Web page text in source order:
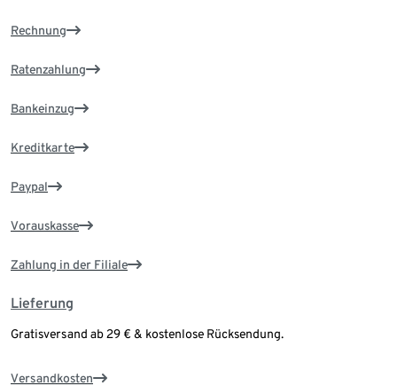
Rechnung
Ratenzahlung
Bankeinzug
Kreditkarte
Paypal
Vorauskasse
Zahlung in der Filiale
Lieferung
Gratisversand ab 29 € & kostenlose Rücksendung.
Versandkosten